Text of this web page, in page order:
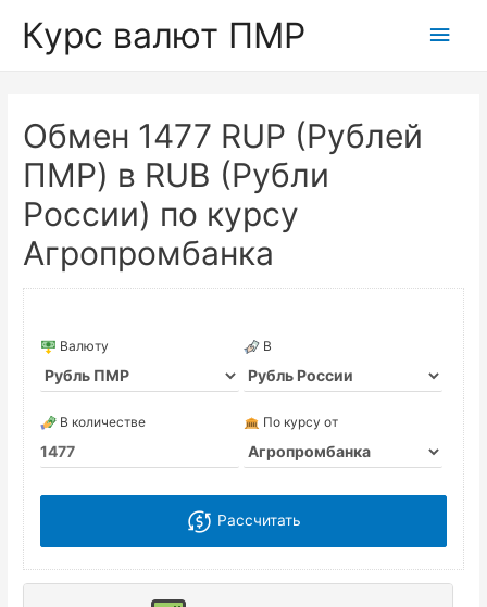
Курс валют ПМР
Обмен 1477 RUP (Рублей
ПМР) в RUB (Рубли
России) по курсу
Агропромбанка
Валюту В
В количестве По курсу от
Рассчитать